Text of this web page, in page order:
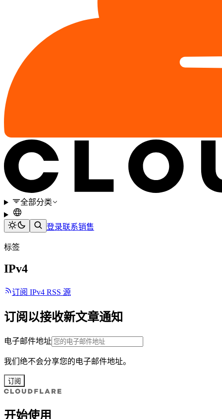
全部分类
登录联系销售
标签
IPv4
订阅 IPv4 RSS 源
订阅以接收新文章通知
电子邮件地址
我们绝不会分享您的电子邮件地址。
订阅
开始使用